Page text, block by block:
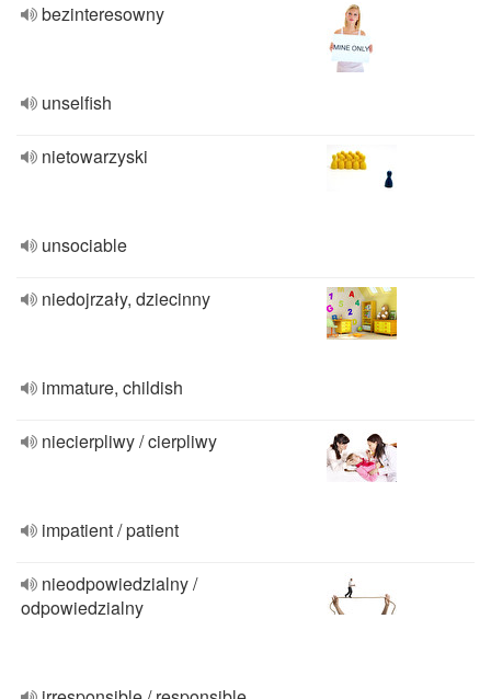
bezinteresowny
unselfish
nietowarzyski
unsociable
niedojrzały, dziecinny
immature, childish
niecierpliwy / cierpliwy
impatient / patient
nieodpowiedzialny /
odpowiedzialny